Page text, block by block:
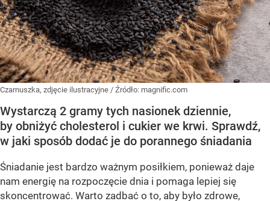
Czarnuszka, zdjęcie ilustracyjne / Źródło: magnific.com
Wystarczą 2 gramy tych nasionek dziennie,
by obniżyć cholesterol i cukier we krwi. Sprawdź,
w jaki sposób dodać je do porannego śniadania
Śniadanie jest bardzo ważnym posiłkiem, ponieważ daje
nam energię na rozpoczęcie dnia i pomaga lepiej się
skoncentrować. Warto zadbać o to, aby było zdrowe,